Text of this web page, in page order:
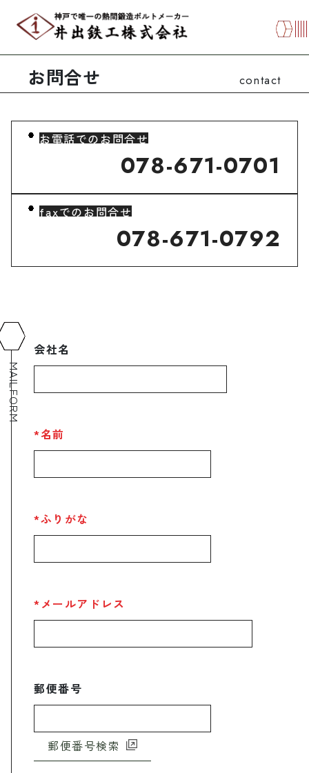
お問合せ contact
お電話でのお問合せ
078-671-0701
faxでのお問合せ
078-671-0792
MAILFORM
会社名
*名前
*ふりがな
*メールアドレス
郵便番号
郵便番号検索